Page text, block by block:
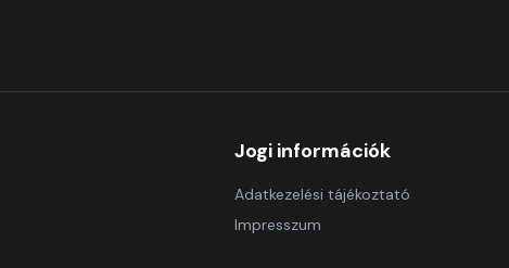
Jogi információk
Adatkezelési tájékoztató
Impresszum